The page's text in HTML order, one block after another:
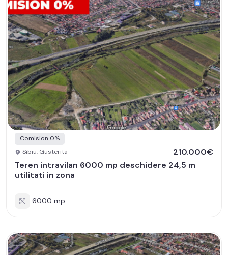
Comision 0%
Sibiu, Gusterita
210.000€
Teren intravilan 6000 mp deschidere 24,5 m
utilitati in zona
6000 mp